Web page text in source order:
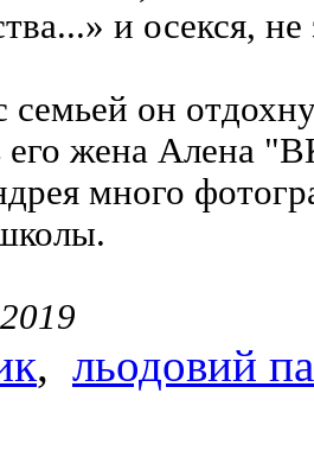
и осекся,
семьей он
его жена Алена
много
, льодовий